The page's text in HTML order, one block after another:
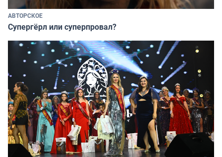
АВТОРСКОЕ
Супергёрл или суперпровал?